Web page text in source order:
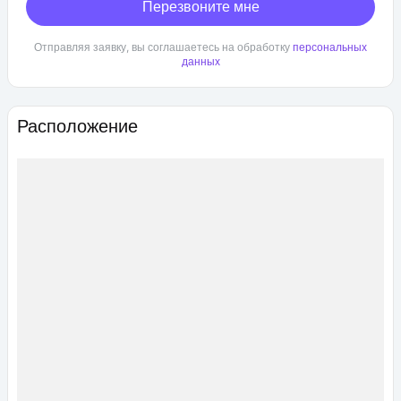
Расположение
Перезвоните мне
Отправляя заявку, вы соглашаетесь на обработку персональных
данных